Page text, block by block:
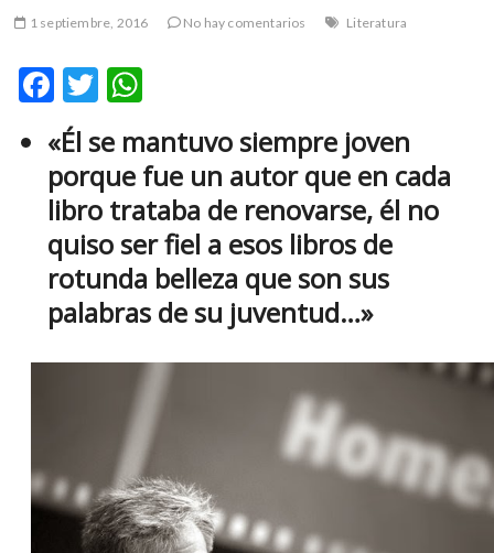
v
o
e
r
s
1 septiembre, 2016 No hay comentarios Literatura
F
ac
e
b
o
o
k
T
itt
er
at
s
A
p
p
«Él se mantuvo siempre joven
porque fue un autor que en cada
libro trataba de renovarse, él no
quiso ser fiel a esos libros de
rotunda belleza que son sus
palabras de su juventud…»